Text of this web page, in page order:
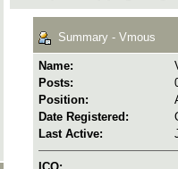
Summary - Vmous
Name:
Posts:
Position:
Date Registered:
Last Active: